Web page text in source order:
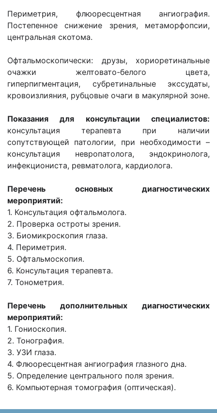
Периметрия, флюоресцентная ангиография.
Постепенное снижение зрения, метаморфопсии,
центральная скотома.
Офтальмоскопически: друзы, хориоретинальные
очажки желтовато-белого цвета,
гиперпигментация, субретинальные экссудаты,
кровоизлияния, рубцовые очаги в макулярной зоне.
Показания для консультации специалистов:
консультация терапевта при наличии
сопутствующей патологии, при необходимости –
консультация невропатолога, эндокринолога,
инфекциониста, ревматолога, кардиолога.
Перечень основных диагностических
мероприятий:
1. Консультация офтальмолога.
2. Проверка остроты зрения.
3. Биомикроскопия глаза.
4. Периметрия.
5. Офтальмоскопия.
6. Консультация терапевта.
7. Тонометрия.
Перечень дополнительных диагностических
мероприятий:
1. Гониоскопия.
2. Тонография.
3. УЗИ глаза.
4. Флюоресцентная ангиография глазного дна.
5. Определение центрального поля зрения.
6. Компьютерная томография (оптическая).